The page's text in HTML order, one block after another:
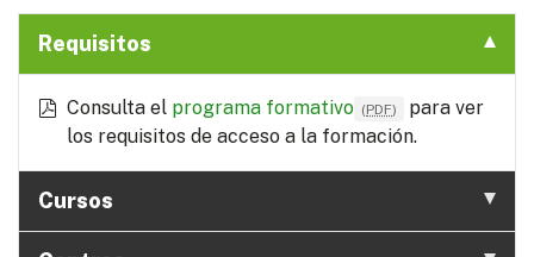
Requisitos
Consulta el programa formativo (PDF)
para ver
los requisitos de acceso a la formación.
Cursos